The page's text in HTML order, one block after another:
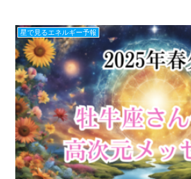
星で見るエネルギー予報